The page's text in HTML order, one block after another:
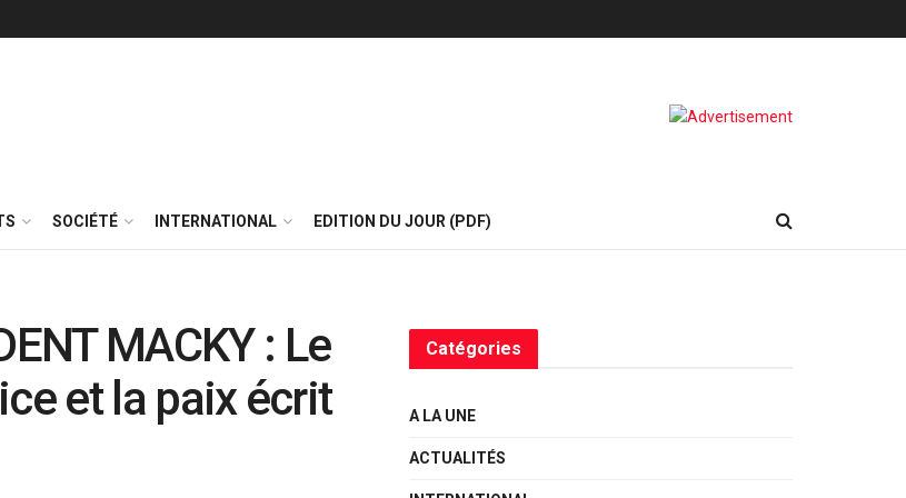
SOCIÉTÉ INTERNATIONAL EDITION DU JOUR (PDF)
MACKY : Le
et la paix écrit
Catégories
A LA UNE
ACTUALITÉS